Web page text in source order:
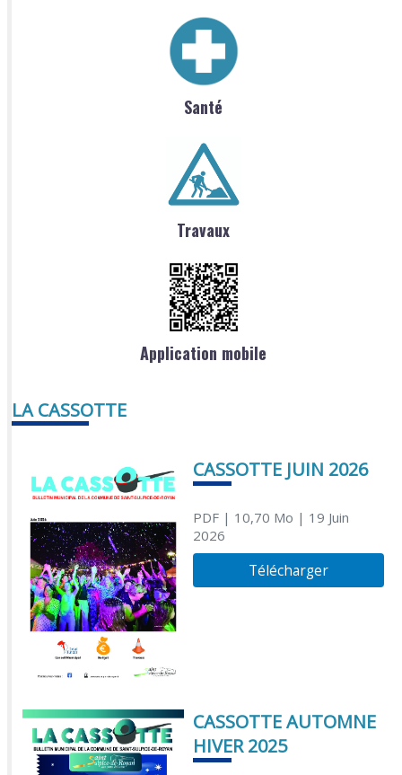
Santé
Travaux
Application mobile
LA CASSOTTE
CASSOTTE JUIN 2026
PDF| 10,70 Mo | 19 Juin
2026
Télécharger
CASSOTTE AUTOMNE
HIVER 2025